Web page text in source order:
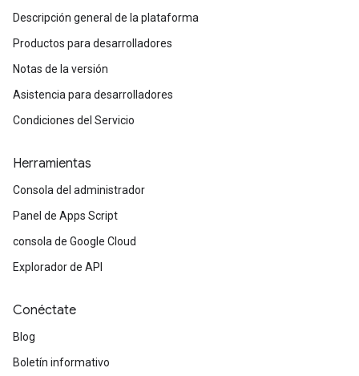
Descripción general de la plataforma
Productos para desarrolladores
Notas de la versión
Asistencia para desarrolladores
Condiciones del Servicio
Herramientas
Consola del administrador
Panel de Apps Script
consola de Google Cloud
Explorador de API
Conéctate
Blog
Boletín informativo